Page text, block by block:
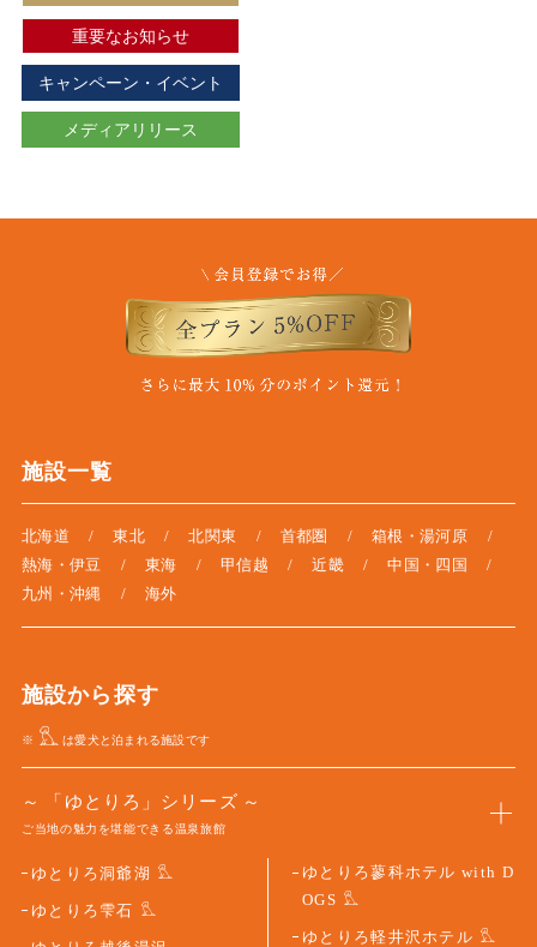
重要なお知らせ
キャンペーン・イベント
メディアリリース
施設一覧
北海道 東北 北関東 首都圏
箱根・湯河原
熱海・伊豆
東海 甲信越 近畿
中国・四国
九州・沖縄
海外
施設から探す
※ は愛犬と泊まれる施設です
「ゆとりろ」シリーズ
ご当地の魅力を堪能できる温泉旅館
ゆとりろ洞爺湖
ゆとりろ雫石
ゆとりろ蓼科ホテル with D
OGS
ゆとりろ軽井沢ホテル